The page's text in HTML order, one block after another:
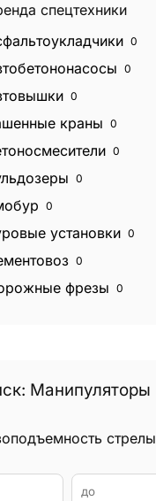
спецтехники
0
0
0
краны 0
0
0
0
установки 0
0
фрезы 0
0
Грейферные погрузчики
Манипуляторы
стрелы